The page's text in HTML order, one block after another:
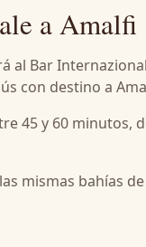
a Amalfi
al Bar
con destino a
45 y 60
mismas bahías